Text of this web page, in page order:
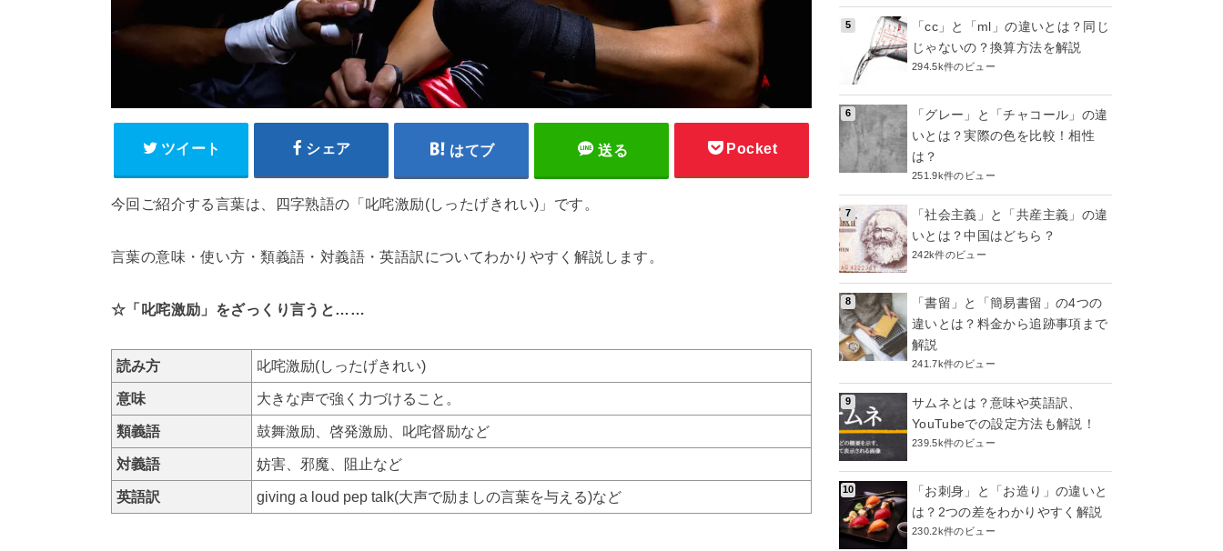
ツイート シェア はてブ 送る Pocket
今回ご紹介する言葉は、四字熟語の「叱咤激励(しったげきれい)」です。
言葉の意味・使い方・類義語・対義語・英語訳についてわかりやすく解説します。
☆「叱咤激励」をざっくり言うと……
読み方 叱咤激励(しったげきれい)
意味 大きな声で強く力づけること。
類義語 鼓舞激励、啓発激励、叱咤督励など
対義語 妨害、邪魔、阻止など
英語訳 giving a loud pep talk(大声で励ましの言葉を与える)など
「cc」と「ml」の違いとは？同じ
じゃないの？換算方法を解説
294.5k件のビュー
「グレー」と「チャコール」の違
いとは？実際の色を比較！相性
は？
251.9k件のビュー
「社会主義」と「共産主義」の違
いとは？中国はどちら？
242k件のビュー
「書留」と「簡易書留」の4つの
違いとは？料金から追跡事項まで
解説
241.7k件のビュー
サムネとは？意味や英語訳、
YouTubeでの設定方法も解説！
239.5k件のビュー
「お刺身」と「お造り」の違いと
は？2つの差をわかりやすく解説
230.2k件のビュー